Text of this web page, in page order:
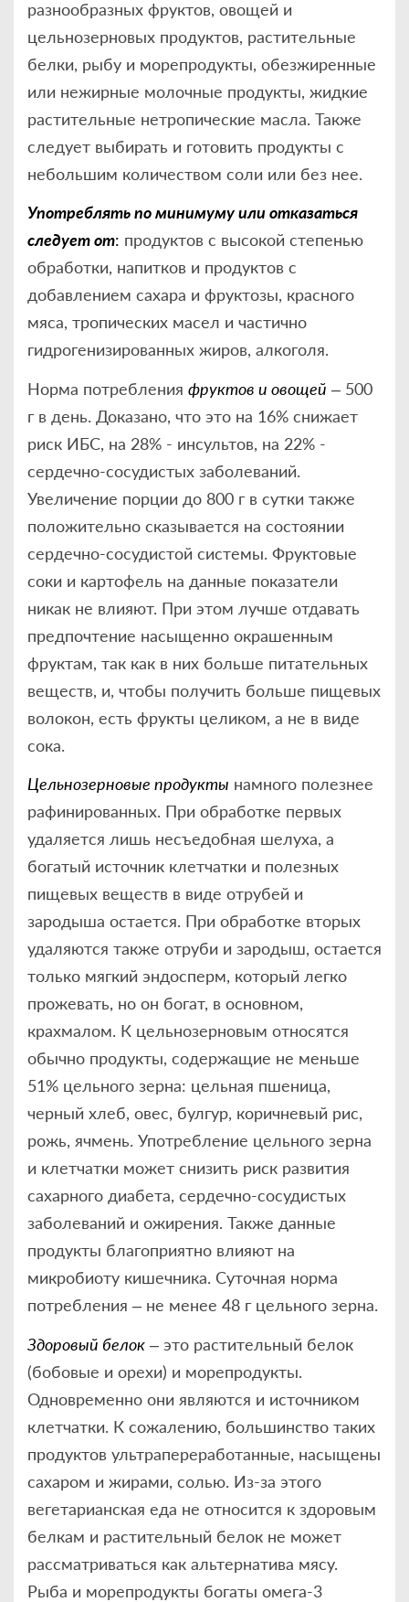
разнообразных фруктов, овощей и
цельнозерновых продуктов, растительные
белки, рыбу и морепродукты, обезжиренные
или нежирные молочные продукты, жидкие
растительные нетропические масла. Также
следует выбирать и готовить продукты с
небольшим количеством соли или без нее.
Употреблять по минимуму или отказаться
следует от: продуктов с высокой степенью
обработки, напитков и продуктов с
добавлением сахара и фруктозы, красного
мяса, тропических масел и частично
гидрогенизированных жиров, алкоголя.
Норма потребления фруктов и овощей – 500
г в день. Доказано, что это на 16% снижает
риск ИБС, на 28% - инсультов, на 22% -
сердечно-сосудистых заболеваний.
Увеличение порции до 800 г в сутки также
положительно сказывается на состоянии
сердечно-сосудистой системы. Фруктовые
соки и картофель на данные показатели
никак не влияют. При этом лучше отдавать
предпочтение насыщенно окрашенным
фруктам, так как в них больше питательных
веществ, и, чтобы получить больше пищевых
волокон, есть фрукты целиком, а не в виде
сока.
Цельнозерновые продукты намного полезнее
рафинированных. При обработке первых
удаляется лишь несъедобная шелуха, а
богатый источник клетчатки и полезных
пищевых веществ в виде отрубей и
зародыша остается. При обработке вторых
удаляются также отруби и зародыш, остается
только мягкий эндосперм, который легко
прожевать, но он богат, в основном,
крахмалом. К цельнозерновым относятся
обычно продукты, содержащие не меньше
51% цельного зерна: цельная пшеница,
черный хлеб, овес, булгур, коричневый рис,
рожь, ячмень. Употребление цельного зерна
и клетчатки может снизить риск развития
сахарного диабета, сердечно-сосудистых
заболеваний и ожирения. Также данные
продукты благоприятно влияют на
микробиоту кишечника. Суточная норма
потребления – не менее 48 г цельного зерна.
Здоровый белок – это растительный белок
(бобовые и орехи) и морепродукты.
Одновременно они являются и источником
клетчатки. К сожалению, большинство таких
продуктов ультрапереработанные, насыщены
сахаром и жирами, солью. Из-за этого
вегетарианская еда не относится к здоровым
белкам и растительный белок не может
рассматриваться как альтернатива мясу.
Рыба и морепродукты богаты омега-3